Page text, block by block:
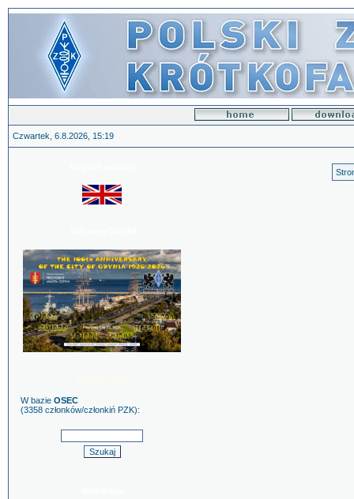
Czwartek, 6.8.2026, 15:19
W bazie OSEC
(3358 członków/członkiń PZK):